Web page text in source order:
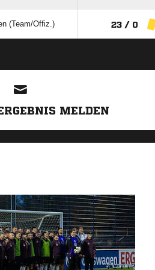
(Team/Offiz.) 23 / 0
MELDEN